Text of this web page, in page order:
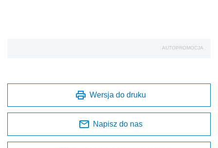
AUTOPROMOCJA
Wersja do druku
Napisz do nas